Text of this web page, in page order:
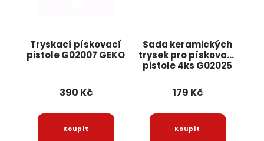
Tryskací pískovací
pistole G02007 GEKO
390 Kč
Sada keramických
trysek pro pískovací
pistole 4ks G02025
179 Kč